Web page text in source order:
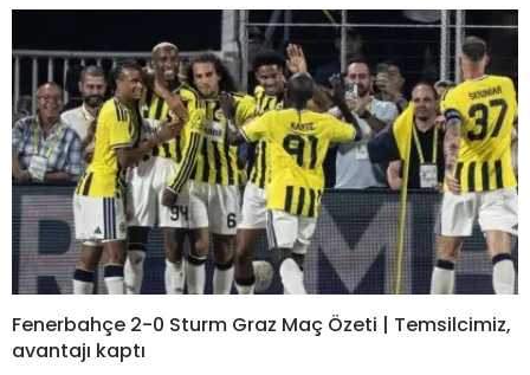
Fenerbahçe 2-0 Sturm Graz Maç Özeti | Temsilcimiz,
avantajı kaptı